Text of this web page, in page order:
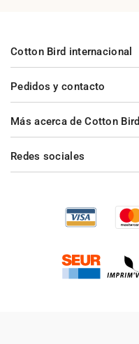
Pedidos y contacto
Más acerca de Cotton Bird
Cotton Bird internacional
Redes sociales